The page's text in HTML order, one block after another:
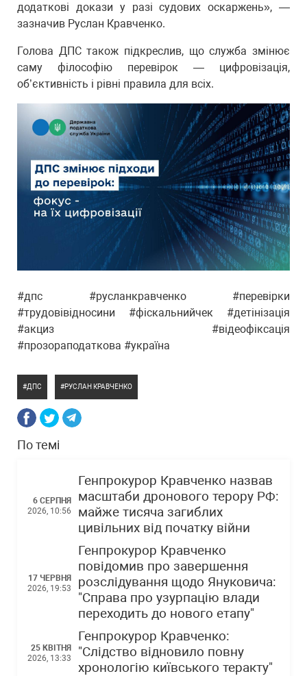
додаткові докази у разі судових оскаржень», —
зазначив Руслан Кравченко.
Голова ДПС також підкреслив, що служба змінює
саму філософію перевірок — цифровізація,
об’єктивність і рівні правила для всіх.
#дпс #русланкравченко #перевірки
#трудовівідносини #фіскальнийчек #детінізація
#акциз #відеофіксація
#прозораподаткова #україна
ДПС РУСЛАН КРАВЧЕНКО
По темі
6 СЕРПНЯ
2026, 10:56
Генпрокурор Кравченко назвав
масштаби дронового терору РФ:
майже тисяча загиблих
цивільних від початку війни
17 ЧЕРВНЯ
2026, 19:53
Генпрокурор Кравченко
повідомив про завершення
розслідування щодо Януковича:
"Справа про узурпацію влади
переходить до нового етапу"
25 КВІТНЯ
2026, 13:33
Генпрокурор Кравченко:
"Слідство відновило повну
хронологію київського теракту"